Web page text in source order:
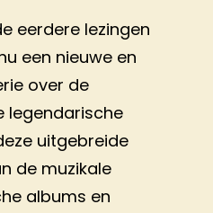
eerdere lezingen
een nieuwe en
over de
legendarische
uitgebreide
de muzikale
albums en